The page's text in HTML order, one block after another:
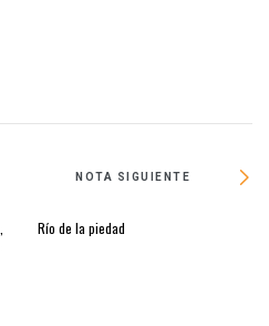
NOTA SIGUIENTE
Río de la piedad